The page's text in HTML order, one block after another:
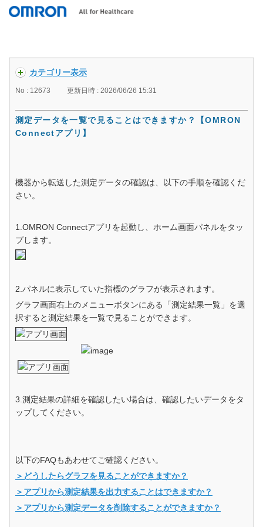
カテゴリー表示
No : 12673 更新日時 : 2026/06/26 15:31
測定データを一覧で見ることはできますか？【OMRON
Connectアプリ】
機器から転送した測定データの確認は、以下の手順を確認くだ
さい。
1.OMRON Connectアプリを起動し、ホーム画面パネルをタッ
プします。
2.パネルに表示していた指標のグラフが表示されます。
グラフ画面右上のメニューボタンにある「測定結果一覧」を選
択すると測定結果を一覧で見ることができます。
3.測定結果の詳細を確認したい場合は、確認したいデータをタ
ップしてください。
以下のFAQもあわせてご確認ください。
＞どうしたらグラフを見ることができますか？
＞アプリから測定結果を出力することはできますか？
＞アプリから測定データを削除することができますか？